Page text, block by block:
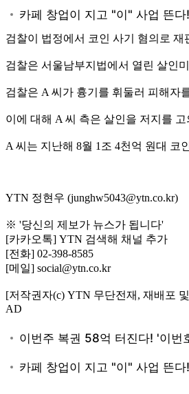
검찰이 법정에서 코인 사기 혐의로
검찰은 서울남부지법에서 열린 살인
검찰은 A 씨가 흉기를 휘둘러 피해자
이에 대해 A 씨 측은 살인을 저지를
A 씨는 지난해 8월 1조 4천억 원대 코
YTN 정현우 (junghw5043@ytn.co.kr)
※ '당신의 제보가 뉴스가 됩니다'
[카카오톡] YTN 검색해 채널 추가
[전화] 02-398-8585
[메일] social@ytn.co.kr
[저작권자(c) YTN 무단전재, 재배포
AD